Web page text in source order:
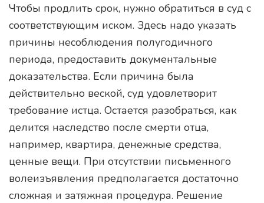
Чтобы продлить срок, нужно обратиться в суд с
соответствующим иском. Здесь надо указать
причины несоблюдения полугодичного
периода, предоставить документальные
доказательства. Если причина была
действительно веской, суд удовлетворит
требование истца. Остается разобраться, как
делится наследство после смерти отца,
например, квартира, денежные средства,
ценные вещи. При отсутствии письменного
волеизъявления предполагается достаточно
сложная и затяжная процедура. Решение